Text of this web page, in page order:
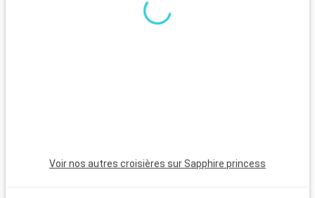
Voir nos autres croisières sur Sapphire princess